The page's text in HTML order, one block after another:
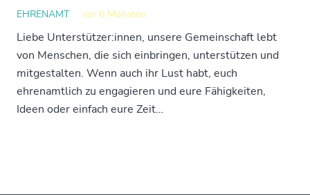
EHRENAMT vor 6 Monaten
Liebe Unterstützer:innen, unsere Gemeinschaft lebt
von Menschen, die sich einbringen, unterstützen und
mitgestalten. Wenn auch ihr Lust habt, euch
ehrenamtlich zu engagieren und eure Fähigkeiten,
Ideen oder einfach eure Zeit…